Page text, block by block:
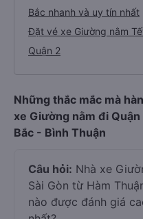
Bắc nhanh và uy tín nhất
Đặt vé xe Giường nằm
Quận 2
Những thắc mắc mà
xe Giường nằm đi
Bắc - Bình Thuận
Câu hỏi: Nhà xe
Sài Gòn từ Hàm
nào được đánh giá